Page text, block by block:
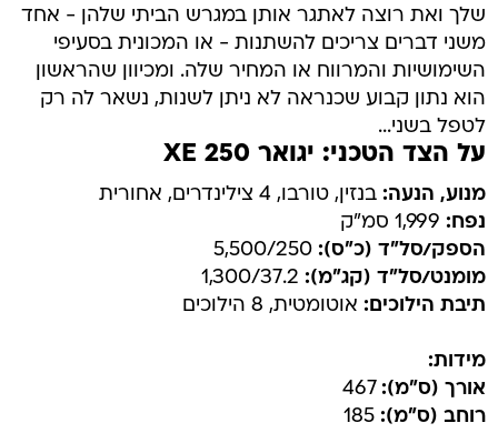
שלך ואת רוצה לאתגר אותן במגרש הביתי שלהן - אחד
משני דברים צריכים להשתנות - או המכונית בסעיפי
השימושיות והמרווח או המחיר שלה. ומכיוון שהראשון
הוא נתון קבוע שכנראה לא ניתן לשנות, נשאר לה רק
לטפל בשני...
על הצד הטכני: יגואר XE 250
מנוע, הנעה: בנזין, טורבו, 4 צילינדרים, אחורית
נפח:
הספק/סל"ד (כ"ס): 5,500/250
מומנט/סל"ד (קג"מ):
תיבת הילוכים: אוטומטית, 8 הילוכים
מידות:
אורך (ס"מ): 467
רוחב (ס"מ): 185